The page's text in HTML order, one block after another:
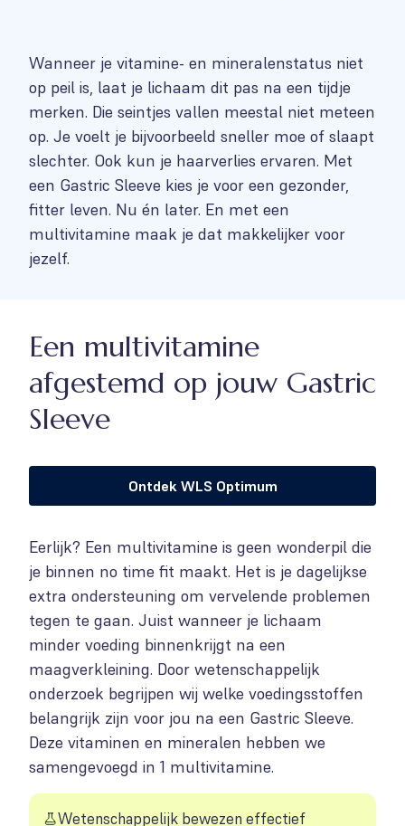
Wanneer je vitamine- en mineralenstatus niet
op peil is, laat je lichaam dit pas na een tijdje
merken. Die seintjes vallen meestal niet meteen
op. Je voelt je bijvoorbeeld sneller moe of slaapt
slechter. Ook kun je haarverlies ervaren. Met
een Gastric Sleeve kies je voor een gezonder,
fitter leven. Nu én later. En met een
multivitamine maak je dat makkelijker voor
jezelf.
Een multivitamine
afgestemd op jouw Gastric
Sleeve
Eerlijk? Een multivitamine is geen wonderpil die
je binnen no time fit maakt. Het is je dagelijkse
extra ondersteuning om vervelende problemen
tegen te gaan. Juist wanneer je lichaam
minder voeding binnenkrijgt na een
maagverkleining. Door wetenschappelijk
onderzoek begrijpen wij welke voedingsstoffen
belangrijk zijn voor jou na een Gastric Sleeve.
Deze vitaminen en mineralen hebben we
samengevoegd in 1 multivitamine.
Ontdek WLS Optimum
Wetenschappelijk bewezen effectief